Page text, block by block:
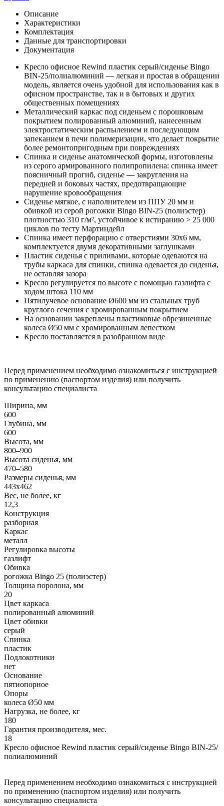
Описание
Характеристики
Комплектация
Данные для транспортировки
Документация
Кресло офисное Rewind пластик серый/сиденье Bingo
BIN-25/полиалюминий — легкая и простая в обращении
модель, является очень удобной для использования как в
офисном пространстве, так и в бытовых и других
общественных помещениях
Металлический каркас под сиденьем с порошковым
покрытием полированный алюминий, нанесенным
электростатическим распылением и последующим
запеканием в печи полимеризации, что делает покрытие
более ремонтопригодным при повреждениях
Спинка и сиденье анатомической формы, изготовлены
из серого армированного полипропилена: спинка имеет
поясничный прогиб, сиденье — закругления на
передней и боковых частях, предотвращающие
нарушение кровообращения
Сиденье мягкое, с наполнителем из ППУ 20 мм и
обивкой из серой рогожки Bingo BIN-25 (полиэстер)
плотностью 310 г/м², устойчивое к истиранию > 25 000
циклов по тесту Мартиндейл
Спинка имеет перфорацию с отверстиями 30x6 мм,
комплектуется двумя декоративными заглушками
Пластик сиденья с приливами, которые одеваются на
трубы каркаса для спинки, спинка одевается до сиденья,
не оставляя зазора
Кресло регулируется по высоте с помощью газлифта с
ходом штока 110 мм
Пятилучевое основание Ø600 мм из стальных труб
круглого сечения с хромированным покрытием
На основании закреплены пластиковые обрезиненные
колеса Ø50 мм с хромированным лепестком
Кресло поставляется в разобранном виде
Перед применением необходимо ознакомиться с инструкцией
по применению (паспортом изделия) или получить
консультацию специалиста
Ширина, мм
600
Глубина, мм
600
Высота, мм
800–900
Высота сиденья, мм
470–580
Размеры сиденья, мм
443x462
Вес, не более, кг
12,3
Конструкция
разборная
Каркас
металл
Регулировка высоты
газлифт
Обивка
рогожка Bingo 25 (полиэстер)
Толщина поролона, мм
20
Цвет каркаса
полированный алюминий
Цвет обивки
серый
Спинка
пластик
Подлокотники
нет
Основание
пятиопорное
Опоры
колеса Ø50 мм
Нагрузка, не более, кг
180
Гарантия производителя, мес.
18
Кресло офисное Rewind пластик серый/сиденье Bingo BIN-25/
полиалюминий
Перед применением необходимо ознакомиться с инструкцией
по применению (паспортом изделия) или получить
консультацию специалиста